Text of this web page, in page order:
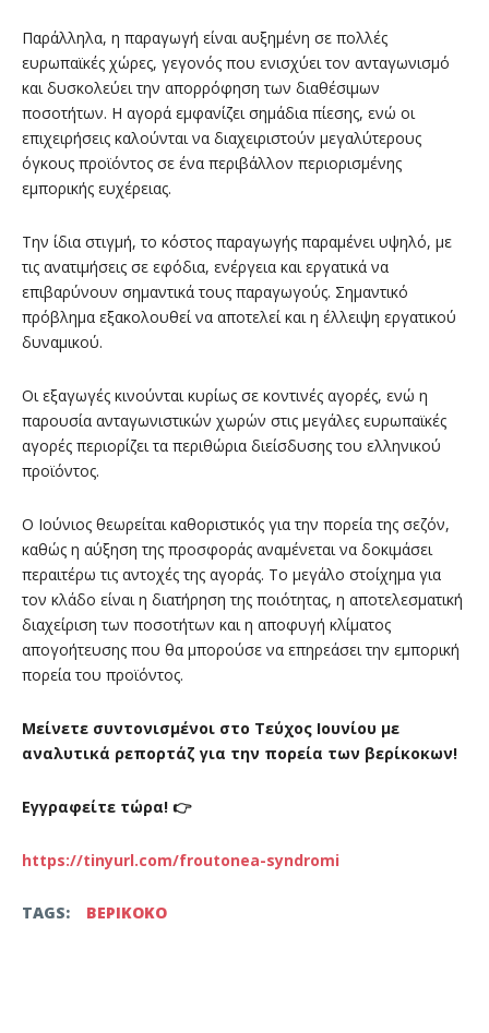
Παράλληλα, η παραγωγή είναι αυξημένη σε πολλές
ευρωπαϊκές χώρες, γεγονός που ενισχύει τον ανταγωνισμό
και δυσκολεύει την απορρόφηση των διαθέσιμων
ποσοτήτων. Η αγορά εμφανίζει σημάδια πίεσης, ενώ οι
επιχειρήσεις καλούνται να διαχειριστούν μεγαλύτερους
όγκους προϊόντος σε ένα περιβάλλον περιορισμένης
εμπορικής ευχέρειας.
Την ίδια στιγμή, το κόστος παραγωγής παραμένει υψηλό, με
τις ανατιμήσεις σε εφόδια, ενέργεια και εργατικά να
επιβαρύνουν σημαντικά τους παραγωγούς. Σημαντικό
πρόβλημα εξακολουθεί να αποτελεί και η έλλειψη εργατικού
δυναμικού.
Οι εξαγωγές κινούνται κυρίως σε κοντινές αγορές, ενώ η
παρουσία ανταγωνιστικών χωρών στις μεγάλες ευρωπαϊκές
αγορές περιορίζει τα περιθώρια διείσδυσης του ελληνικού
προϊόντος.
Ο Ιούνιος θεωρείται καθοριστικός για την πορεία της σεζόν,
καθώς η αύξηση της προσφοράς αναμένεται να δοκιμάσει
περαιτέρω τις αντοχές της αγοράς. Το μεγάλο στοίχημα για
τον κλάδο είναι η διατήρηση της ποιότητας, η αποτελεσματική
διαχείριση των ποσοτήτων και η αποφυγή κλίματος
απογοήτευσης που θα μπορούσε να επηρεάσει την εμπορική
πορεία του προϊόντος.
Μείνετε συντονισμένοι στο Τεύχος Ιουνίου με
αναλυτικά ρεπορτάζ για την πορεία των βερίκοκων!
Εγγραφείτε τώρα! 👉
https://tinyurl.com/froutonea-syndromi
TAGS: ΒΕΡΙΚΟΚΟ